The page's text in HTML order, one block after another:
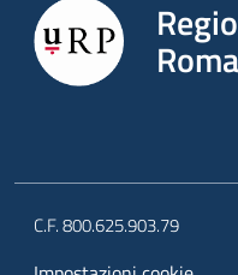
C.F. 800.625.903.79